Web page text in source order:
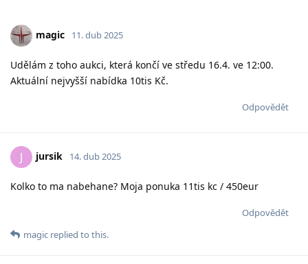
magic 11. dub 2025
Udělám z toho aukci, která končí ve středu 16.4. ve 12:00.
Aktuální nejvyšší nabídka 10tis Kč.
Odpovědět
J jursik 14. dub 2025
Kolko to ma nabehane? Moja ponuka 11tis kc / 450eur
Odpovědět
magic replied to this.